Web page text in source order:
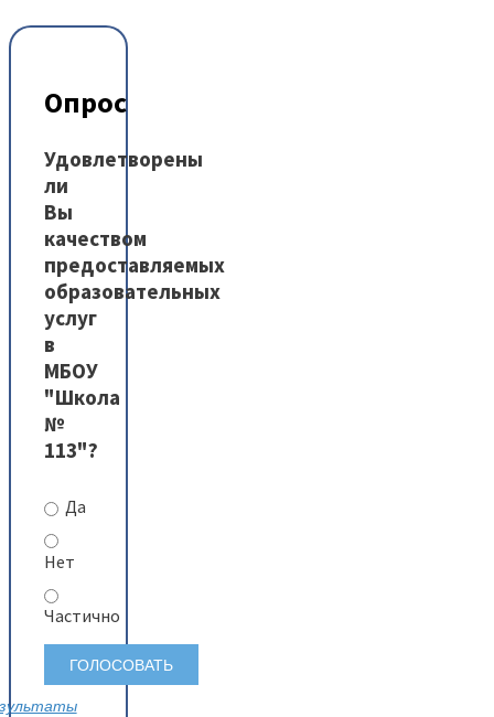
Опрос
Удовлетворены
ли
Вы
качеством
предоставляемых
образовательных
услуг
в
МБОУ
"Школа
№
113"?
Да
Нет
Частично